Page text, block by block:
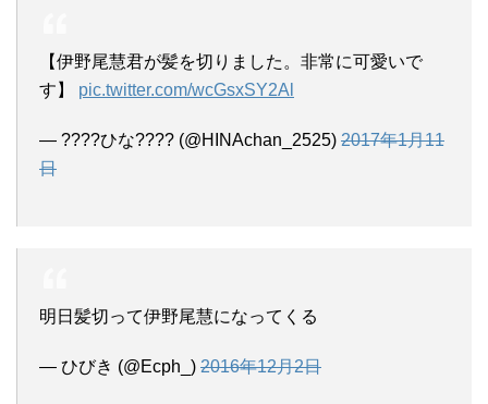
【伊野尾慧君が髪を切りました。非常に可愛いで
す】 pic.twitter.com/wcGsxSY2Al
— ????ひな???? (@HINAchan_2525) 2017年1月11
日
明日髪切って伊野尾慧になってくる
— ひびき (@Ecph_) 2016年12月2日